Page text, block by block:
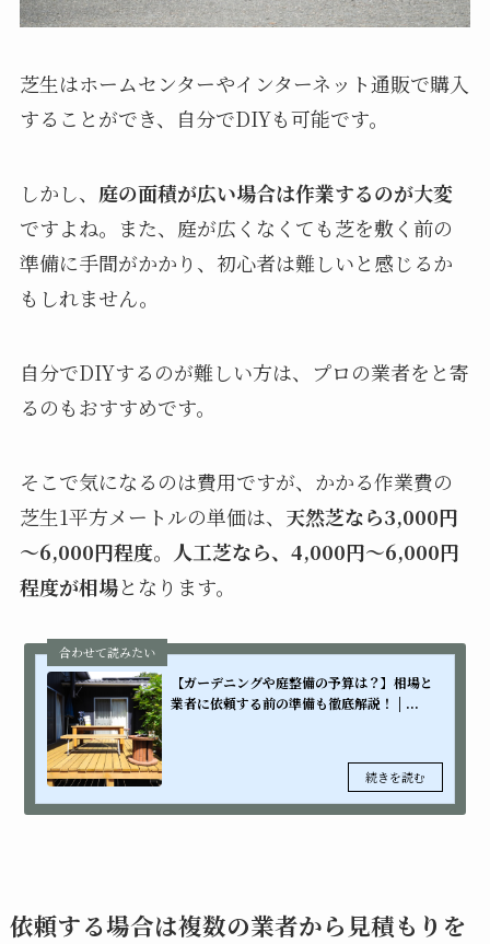
芝生はホームセンターやインターネット通販で購入
することができ、自分でDIYも可能です。
しかし、 庭の面積が広い場合は作業するのが大変
ですよね。また、庭が広くなくても芝を敷く前の
準備に手間がかかり、初心者は難しいと感じるか
もしれません。
自分でDIYするのが難しい方は、プロの業者をと寄
るのもおすすめです。
そこで気になるのは費用ですが、かかる作業費の
芝生1平方メートルの単価は、 天然芝なら3,000円
～6,000円程度。人工芝なら、4,000円～6,000円
程度が相場となります。
【ガーデニングや庭整備の予算は？】相場と
業者に依頼する前の準備も徹底解説！ | ...
依頼する場合は複数の業者から見積もりを